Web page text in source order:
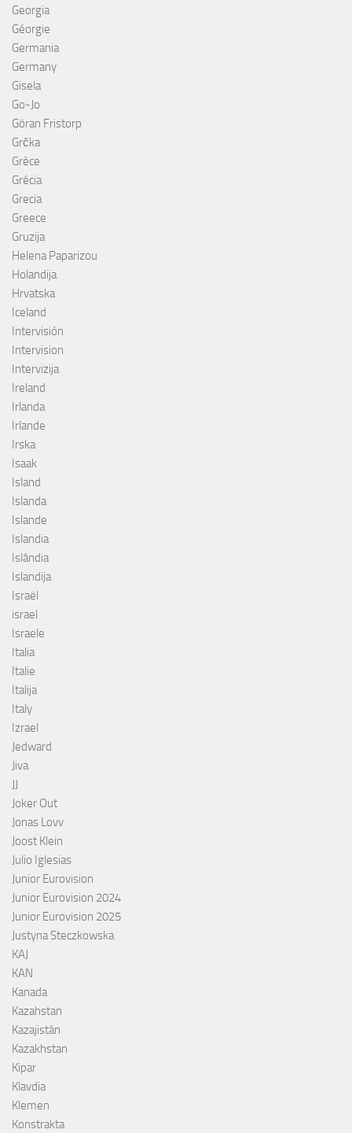
Georgia
Géorgie
Germania
Germany
Gisela
Go-Jo
Göran Fristorp
Grčka
Grèce
Grécia
Grecia
Greece
Gruzija
Helena Paparizou
Holandija
Hrvatska
Iceland
Intervisión
Intervision
Intervizija
Ireland
Irlanda
Irlande
Irska
Isaak
Island
Islanda
Islande
Islandia
Islândia
Islandija
Israël
israel
Israele
Italia
Italie
Italija
Italy
Izrael
Jedward
Jiva
JJ
Joker Out
Jonas Lovv
Joost Klein
Julio Iglesias
Junior Eurovision
Junior Eurovision 2024
Junior Eurovision 2025
Justyna Steczkowska
KAJ
KAN
Kanada
Kazahstan
Kazajistán
Kazakhstan
Kipar
Klavdia
Klemen
Konstrakta